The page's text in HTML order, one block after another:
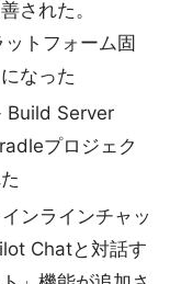
された。
トフォーム固
なった
Build Server
プロジェク
ンラインチャッ
Chatと対話す